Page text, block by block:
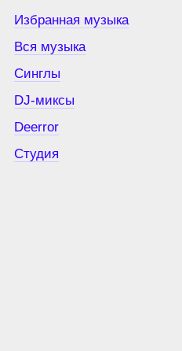
Избранная музыка
Вся музыка
Синглы
DJ-миксы
Deerror
Студия